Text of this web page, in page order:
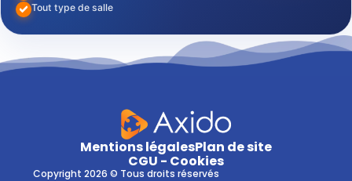
Tout type de salle
Mentions légalesPlan de site
CGU - Cookies
Copyright 2026 © Tous droits réservés